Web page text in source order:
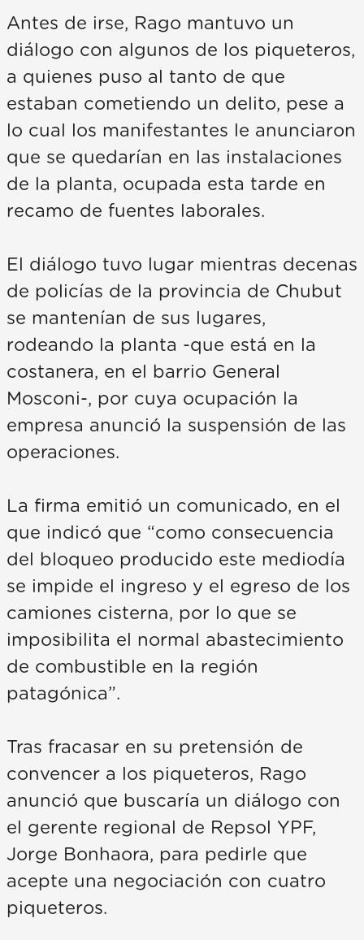
Antes de irse, Rago mantuvo un
diálogo con algunos de los piqueteros,
a quienes puso al tanto de que
estaban cometiendo un delito, pese a
lo cual los manifestantes le anunciaron
que se quedarían en las instalaciones
de la planta, ocupada esta tarde en
recamo de fuentes laborales.
El diálogo tuvo lugar mientras decenas
de policías de la provincia de Chubut
se mantenían de sus lugares,
rodeando la planta -que está en la
costanera, en el barrio General
Mosconi-, por cuya ocupación la
empresa anunció la suspensión de las
operaciones.
La firma emitió un comunicado, en el
que indicó que “como consecuencia
del bloqueo producido este mediodía
se impide el ingreso y el egreso de los
camiones cisterna, por lo que se
imposibilita el normal abastecimiento
de combustible en la región
patagónica”.
Tras fracasar en su pretensión de
convencer a los piqueteros, Rago
anunció que buscaría un diálogo con
el gerente regional de Repsol YPF,
Jorge Bonhaora, para pedirle que
acepte una negociación con cuatro
piqueteros.